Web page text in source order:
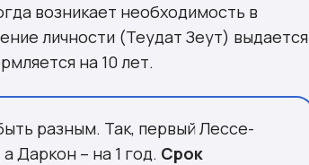
возникает необходимость в
личности (Теудат Зеут) выдается
на 10 лет.
разным. Так, первый Лессе-
Даркон – на 1 год. Срок